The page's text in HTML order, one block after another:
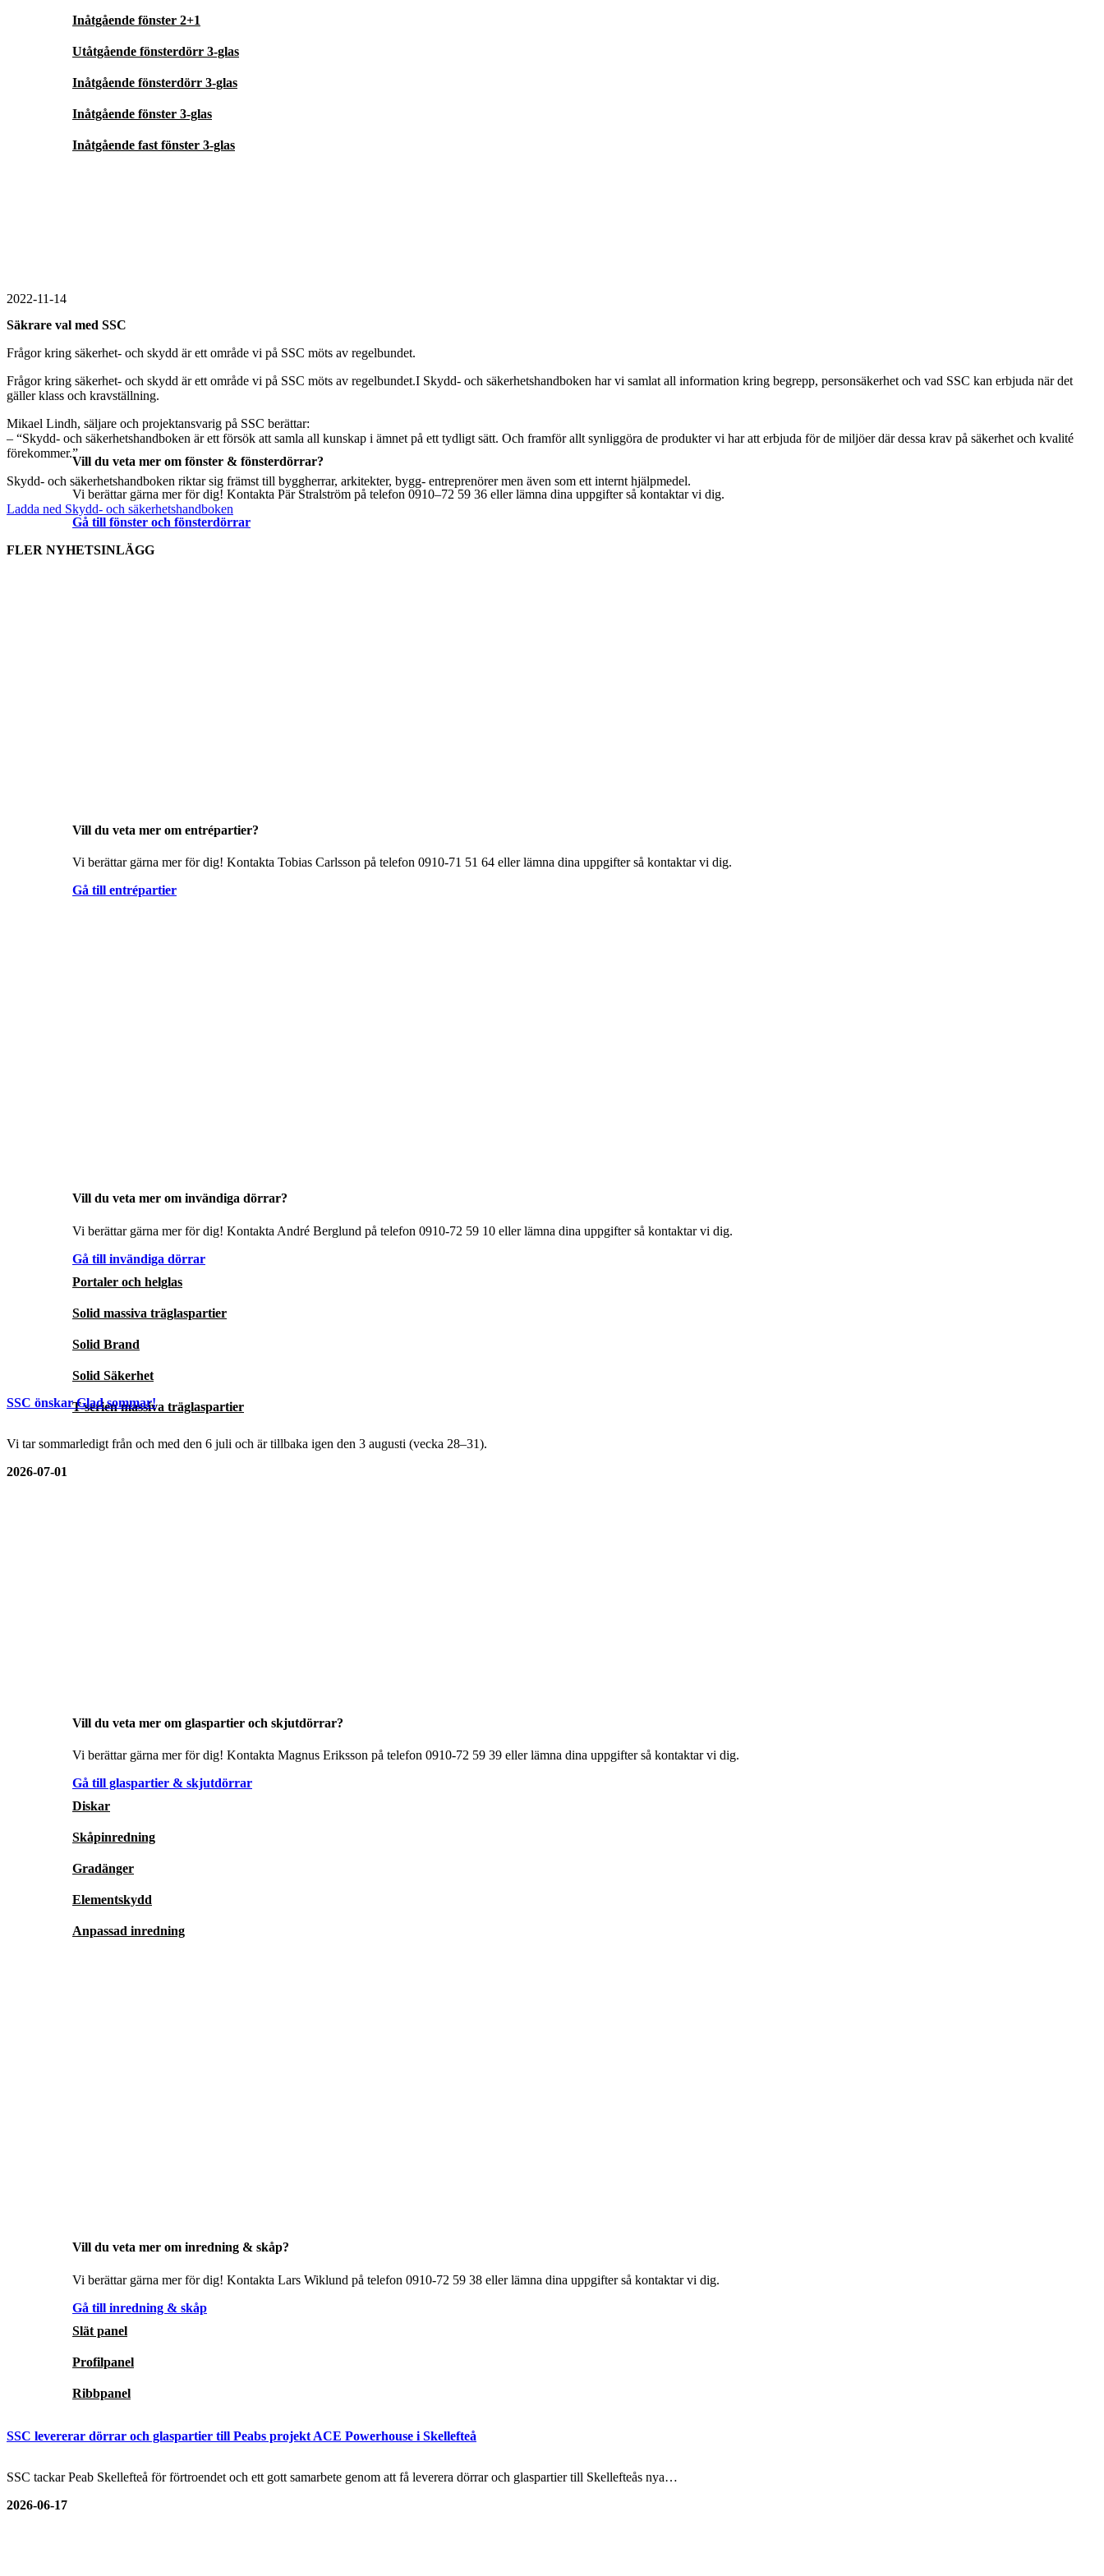
Inåtgående fönster 2+1
Utåtgående fönsterdörr 3-glas
Inåtgående fönsterdörr 3-glas
Inåtgående fönster 3-glas
Inåtgående fast fönster 3-glas
Vill du veta mer om fönster & fönsterdörrar?
Vi berättar gärna mer för dig! Kontakta Pär Stralström på telefon 0910–72 59 36 eller lämna dina uppgifter så kontaktar vi dig.
Gå till fönster och fönsterdörrar
Vill du veta mer om entrépartier?
Vi berättar gärna mer för dig! Kontakta Tobias Carlsson på telefon 0910-71 51 64 eller lämna dina uppgifter så kontaktar vi dig.
Gå till entrépartier
Vill du veta mer om invändiga dörrar?
Vi berättar gärna mer för dig! Kontakta André Berglund på telefon 0910-72 59 10 eller lämna dina uppgifter så kontaktar vi dig.
Gå till invändiga dörrar
Portaler och helglas
Solid massiva träglaspartier
Solid Brand
Solid Säkerhet
T-serien massiva träglaspartier
Vill du veta mer om glaspartier och skjutdörrar?
Vi berättar gärna mer för dig! Kontakta Magnus Eriksson på telefon 0910-72 59 39 eller lämna dina uppgifter så kontaktar vi dig.
Gå till glaspartier & skjutdörrar
Diskar
Skåpinredning
Gradänger
Elementskydd
Anpassad inredning
Vill du veta mer om inredning & skåp?
Vi berättar gärna mer för dig! Kontakta Lars Wiklund på telefon 0910-72 59 38 eller lämna dina uppgifter så kontaktar vi dig.
Gå till inredning & skåp
Slät panel
Profilpanel
Ribbpanel
2022-11-14
Säkrare val med SSC
Frågor kring säkerhet- och skydd är ett område vi på SSC möts av regelbundet.
Frågor kring säkerhet- och skydd är ett område vi på SSC möts av regelbundet.I Skydd- och säkerhetshandboken har vi samlat all information kring begrepp, personsäkerhet och vad SSC kan erbjuda när det
gäller klass och kravställning.
Mikael Lindh, säljare och projektansvarig på SSC berättar:
– “Skydd- och säkerhetshandboken är ett försök att samla all kunskap i ämnet på ett tydligt sätt. Och framför allt synliggöra de produkter vi har att erbjuda för de miljöer där dessa krav på säkerhet och kvalité
förekommer.”
Skydd- och säkerhetshandboken riktar sig främst till byggherrar, arkitekter, bygg- entreprenörer men även som ett internt hjälpmedel.
Ladda ned Skydd- och säkerhetshandboken
FLER NYHETSINLÄGG
SSC önskar Glad sommar!
Vi tar sommarledigt från och med den 6 juli och är tillbaka igen den 3 augusti (vecka 28–31).
2026-07-01
SSC levererar dörrar och glaspartier till Peabs projekt ACE Powerhouse i Skellefteå
SSC tackar Peab Skellefteå för förtroendet och ett gott samarbete genom att få leverera dörrar och glaspartier till Skellefteås nya…
2026-06-17